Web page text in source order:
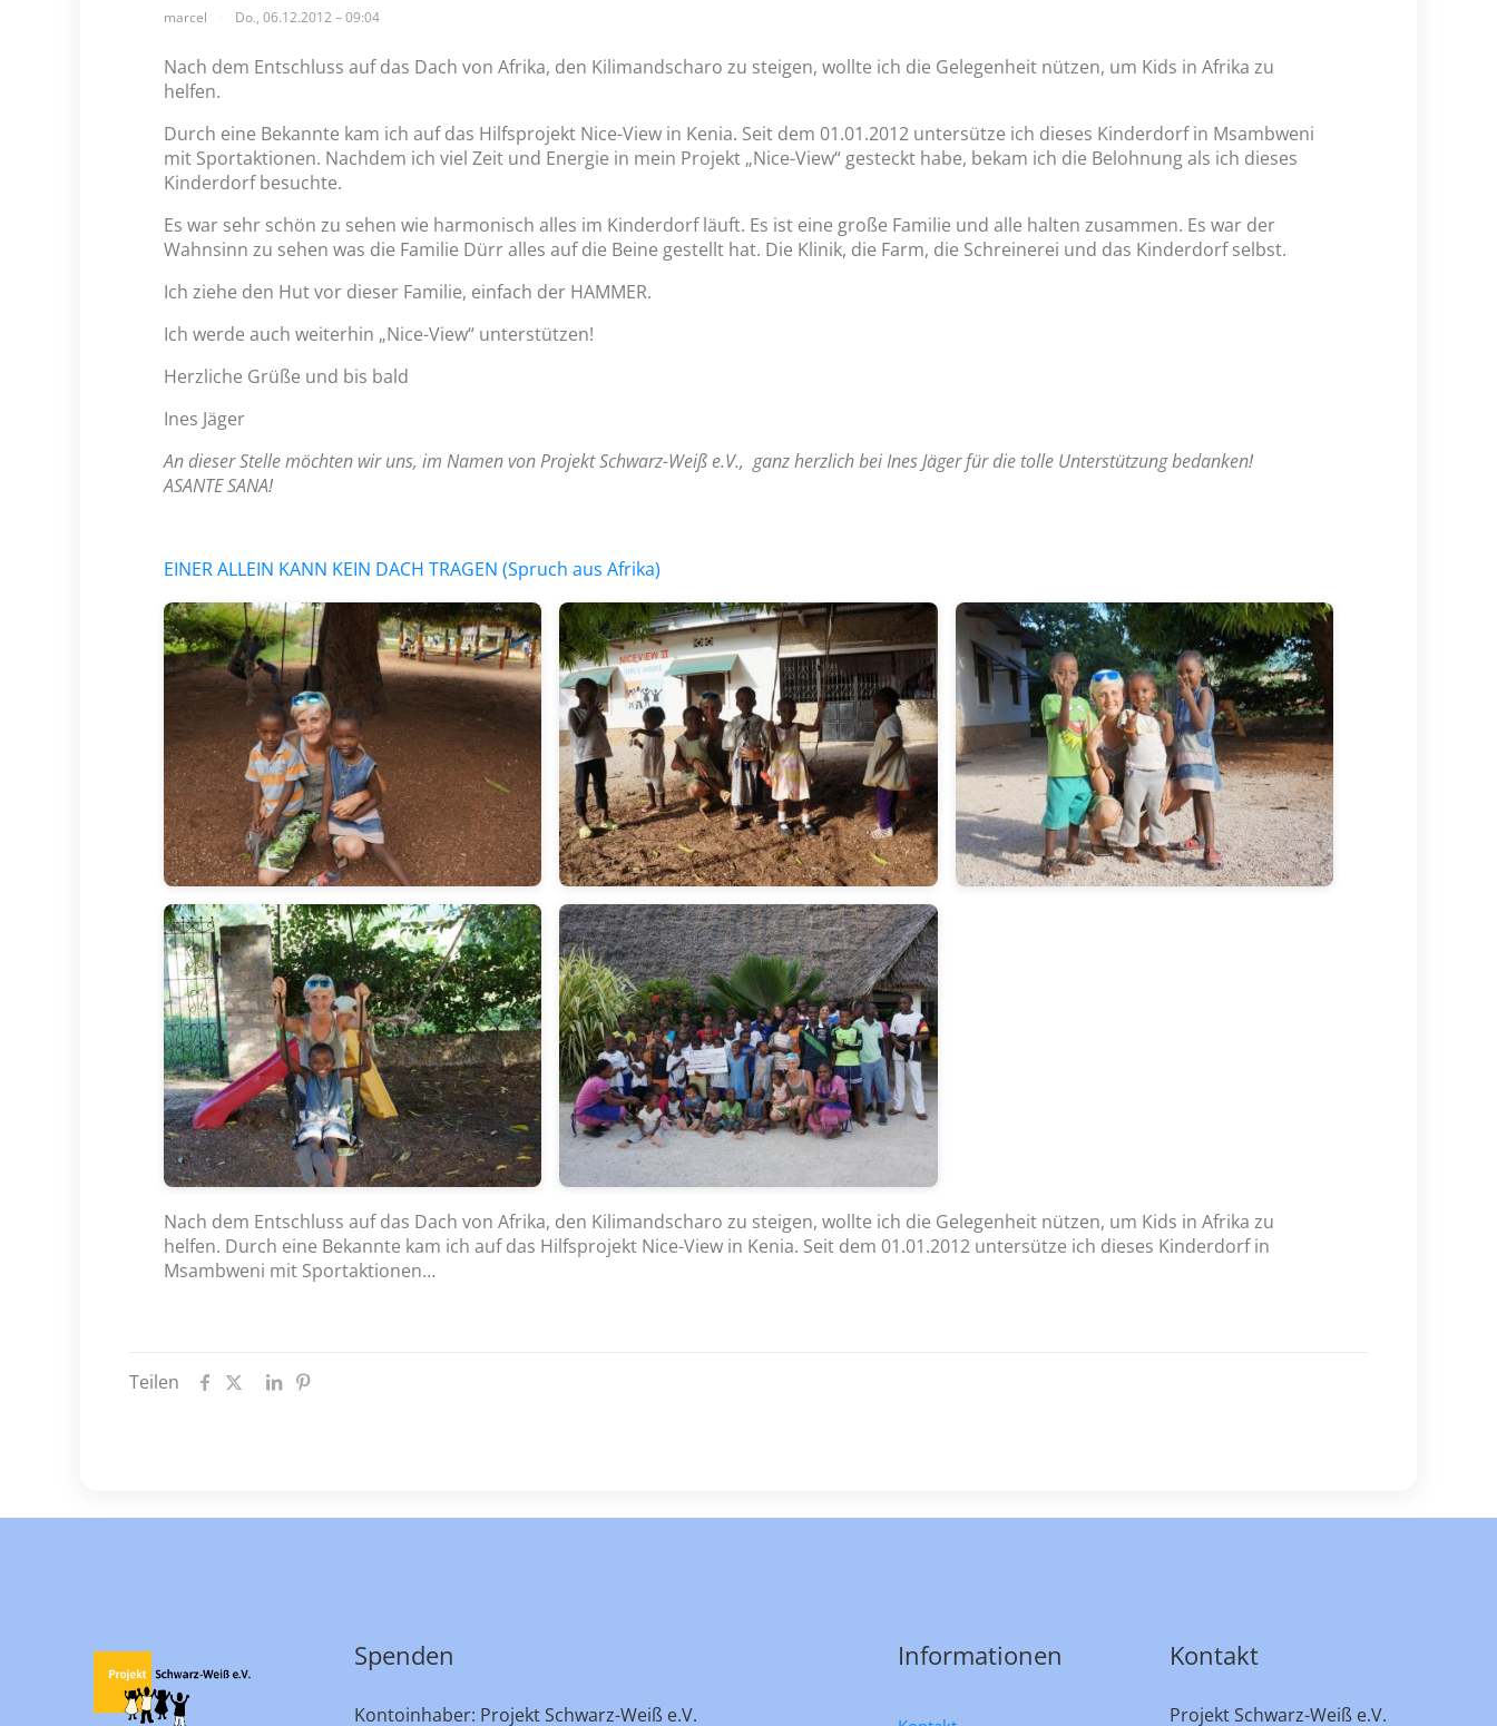
marcel Do., 06.12.2012 – 09:04
Nach dem Entschluss auf das Dach von Afrika, den Kilimandscharo zu steigen, wollte ich die Gelegenheit nützen, um Kids in Afrika zu
helfen.
Durch eine Bekannte kam ich auf das Hilfsprojekt Nice-View in Kenia. Seit dem 01.01.2012 untersütze ich dieses Kinderdorf in Msambweni
mit Sportaktionen. Nachdem ich viel Zeit und Energie in mein Projekt „Nice-View“ gesteckt habe, bekam ich die Belohnung als ich dieses
Kinderdorf besuchte.
Es war sehr schön zu sehen wie harmonisch alles im Kinderdorf läuft. Es ist eine große Familie und alle halten zusammen. Es war der
Wahnsinn zu sehen was die Familie Dürr alles auf die Beine gestellt hat. Die Klinik, die Farm, die Schreinerei und das Kinderdorf selbst.
Ich ziehe den Hut vor dieser Familie, einfach der HAMMER.
Ich werde auch weiterhin „Nice-View“ unterstützen!
Herzliche Grüße und bis bald
Ines Jäger
An dieser Stelle möchten wir uns, im Namen von Projekt Schwarz-Weiß e.V., ganz herzlich bei Ines Jäger für die tolle Unterstützung bedanken!
ASANTE SANA!
EINER ALLEIN KANN KEIN DACH TRAGEN (Spruch aus Afrika)
Nach dem Entschluss auf das Dach von Afrika, den Kilimandscharo zu steigen, wollte ich die Gelegenheit nützen, um Kids in Afrika zu
helfen. Durch eine Bekannte kam ich auf das Hilfsprojekt Nice-View in Kenia. Seit dem 01.01.2012 untersütze ich dieses Kinderdorf in
Msambweni mit Sportaktionen…
Teilen
Spenden
Kontoinhaber: Projekt Schwarz-Weiß e.V.
Informationen Kontakt
Projekt Schwarz-Weiß e.V.